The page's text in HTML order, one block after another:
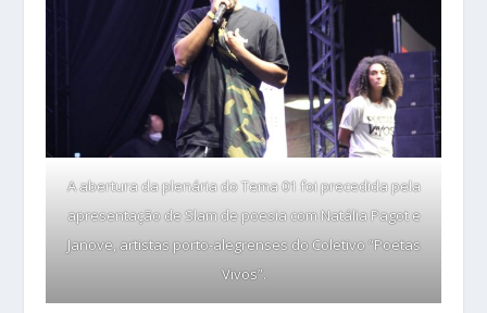
A abertura da plenária do Tema 01 foi precedida pela
apresentação de Slam de poesia com Natália Pagot e
Janove, artistas porto-alegrenses do Coletivo “Poetas
Vivos”.